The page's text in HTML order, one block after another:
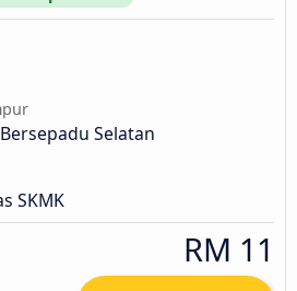
Selatan
SKMK
RM 11